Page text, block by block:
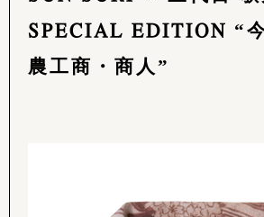
SPECIAL EDITION “
農工商・商人”